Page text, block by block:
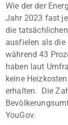
Wie der der
Jahr 2023 fast
die
ausfielen als die
während 43
haben laut
keine
erhalten. Die
YouGov.